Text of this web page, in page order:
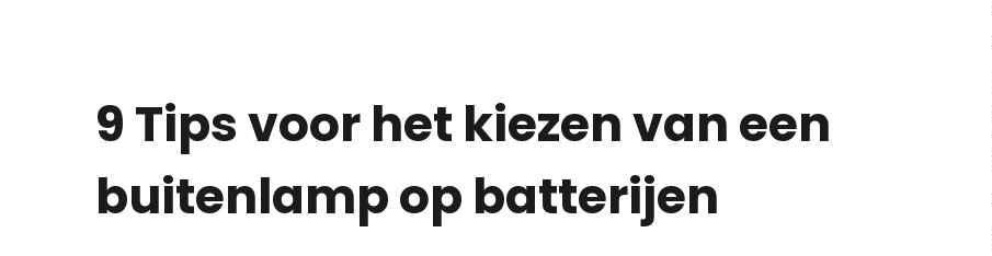
9 Tips voor het kiezen van een
buitenlamp op batterijen